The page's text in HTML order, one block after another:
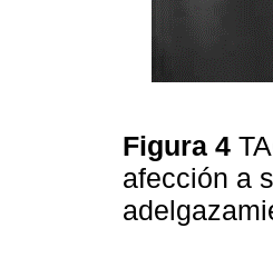
Figura 4
afección a